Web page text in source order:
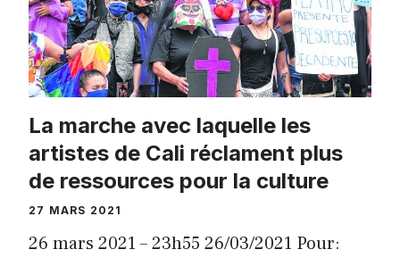
La marche avec laquelle les
artistes de Cali réclament plus
de ressources pour la culture
27 MARS 2021
26 mars 2021 – 23h55 26/03/2021 Pour: